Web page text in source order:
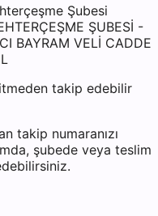
Şubesi
ŞUBESİ -
BAYRAM VELİ CADDE
takip edebilir
takip numaranızı
şubede veya teslim